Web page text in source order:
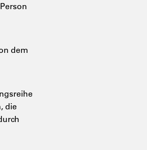
dem
die